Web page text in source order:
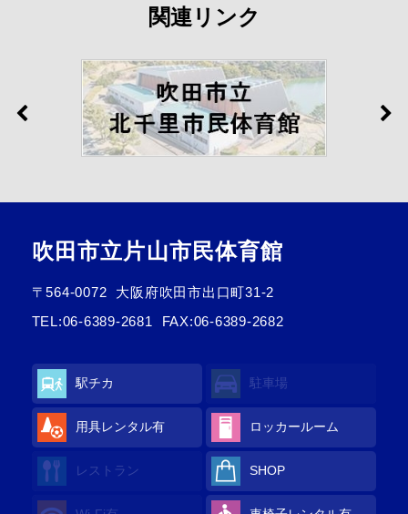
関連リンク
吹田市立片山市民体育館
〒564-0072
大阪府吹田市出口町31-2
TEL:06-6389-2681 FAX:06-6389-2682
駅チカ 駐車場
用具レンタル有 ロッカールーム
レストラン SHOP